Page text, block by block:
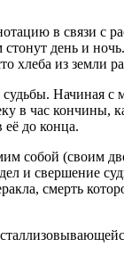
в связи с
день и
хлеба из земли
Начиная
в час кончины,
её до конца.
собой (своим
и свершение
смерть